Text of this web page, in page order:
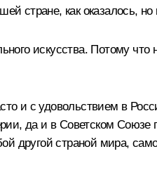
стране, как оказалось,
искусства. Потому что
и с удовольствием в
да и в Советском Союзе
другой страной мира,